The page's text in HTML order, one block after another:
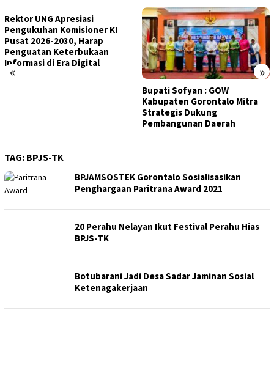
« »
Rektor UNG Apresiasi
Pengukuhan Komisioner KI
Pusat 2026-2030, Harap
Penguatan Keterbukaan
Informasi di Era Digital
Bupati Sofyan : GOW
Kabupaten Gorontalo Mitra
Strategis Dukung
Pembangunan Daerah
TAG: BPJS-TK
BPJAMSOSTEK Gorontalo Sosialisasikan
Penghargaan Paritrana Award 2021
20 Perahu Nelayan Ikut Festival Perahu Hias
BPJS-TK
Botubarani Jadi Desa Sadar Jaminan Sosial
Ketenagakerjaan